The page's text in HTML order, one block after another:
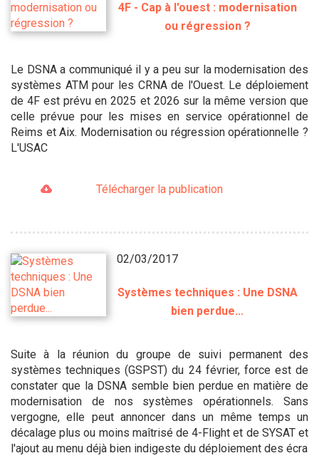
4F - Cap à l'ouest : modernisation
ou régression ?
Le DSNA a communiqué il y a peu sur la modernisation des
systèmes ATM pour les CRNA de l'Ouest. Le déploiement
de 4F est prévu en 2025 et 2026 sur la même version que
celle prévue pour les mises en service opérationnel de
Reims et Aix. Modernisation ou régression opérationnelle ?
L'USAC
Télécharger la publication
02/03/2017
Systèmes techniques : Une DSNA
bien perdue...
Suite à la réunion du groupe de suivi permanent des
systèmes techniques (GSPST) du 24 février, force est de
constater que la DSNA semble bien perdue en matière de
modernisation de nos systèmes opérationnels. Sans
vergogne, elle peut annoncer dans un même temps un
décalage plus ou moins maîtrisé de 4-Flight et de SYSAT et
l'ajout au menu déjà bien indigeste du déploiement des écra